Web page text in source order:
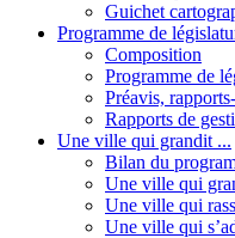
Guichet
Programme de
Composition
Programme de
Préavis,
Rapports de
Une ville qui grandit ...
Bilan du
Une ville qui
Une ville qui
Une ville qui